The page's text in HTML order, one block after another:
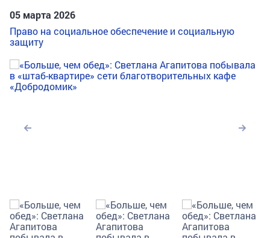
05 марта 2026
Право на социальное обеспечение и социальную
защиту